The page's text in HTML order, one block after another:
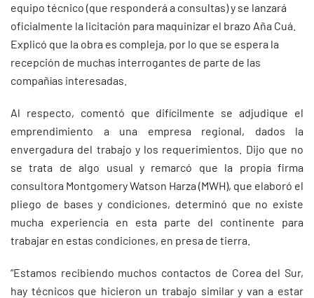
equipo técnico (que responderá a consultas) y se lanzará
oficialmente la licitación para maquinizar el brazo Aña Cuá.
Explicó que la obra es compleja, por lo que se espera la
recepción de muchas interrogantes de parte de las
compañías interesadas.
Al respecto, comentó que difícilmente se adjudique el
emprendimiento a una empresa regional, dados la
envergadura del trabajo y los requerimientos. Dijo que no
se trata de algo usual y remarcó que la propia firma
consultora Montgomery Watson Harza (MWH), que elaboró el
pliego de bases y condiciones, determinó que no existe
mucha experiencia en esta parte del continente para
trabajar en estas condiciones, en presa de tierra.
“Estamos recibiendo muchos contactos de Corea del Sur,
hay técnicos que hicieron un trabajo similar y van a estar